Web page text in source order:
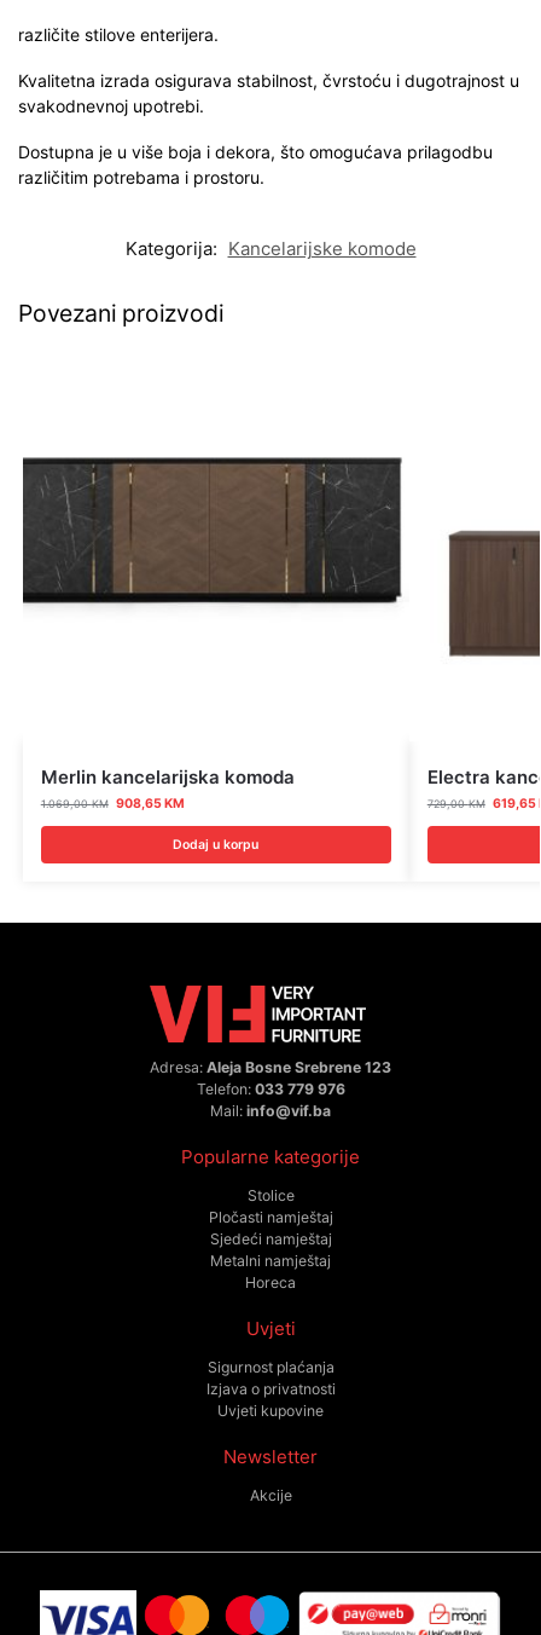
različite stilove enterijera.
Kvalitetna izrada osigurava stabilnost, čvrstoću i dugotrajnost u
svakodnevnoj upotrebi.
Dostupna je u više boja i dekora, što omogućava prilagodbu
različitim potrebama i prostoru.
Kategorija: Kancelarijske komode
Povezani proizvodi
Merlin kancelarijska komoda
1.069,00KM 908,65KM
Dodaj u korpu
Electra
729,00KM 619,65
Adresa: Aleja Bosne Srebrene 123
Telefon: 033 779 976
Mail: info@vif.ba
Popularne kategorije
Stolice
Pločasti namještaj
Sjedeći namještaj
Metalni namještaj
Horeca
Uvjeti
Sigurnost plaćanja
Izjava o privatnosti
Uvjeti kupovine
Newsletter
Akcije